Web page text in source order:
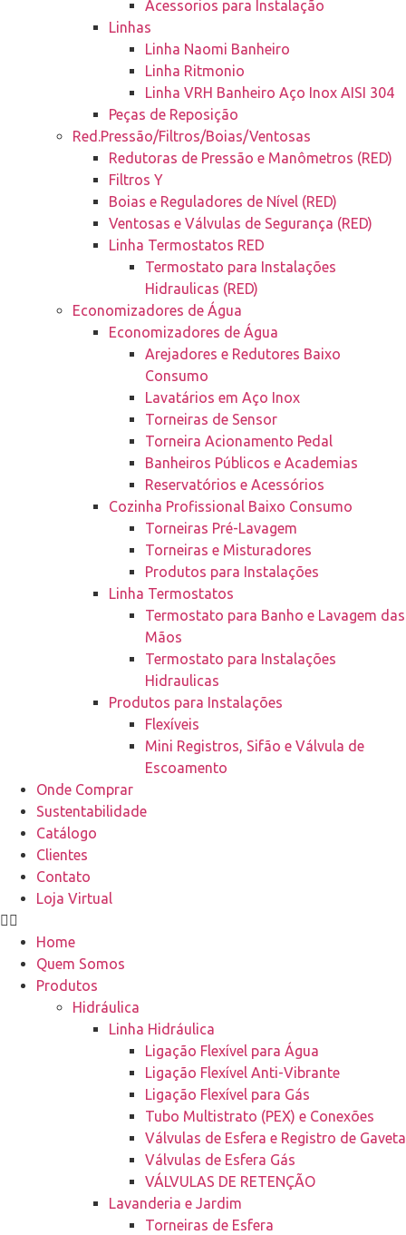
Acessorios para Instalação
Linhas
Linha Naomi Banheiro
Linha Ritmonio
Linha VRH Banheiro Aço Inox AISI 304
Peças de Reposição
Red.Pressão/Filtros/Boias/Ventosas
Redutoras de Pressão e Manômetros (RED)
Filtros Y
Boias e Reguladores de Nível (RED)
Ventosas e Válvulas de Segurança (RED)
Linha Termostatos RED
Termostato para Instalações
Hidraulicas (RED)
Economizadores de Água
Economizadores de Água
Arejadores e Redutores Baixo
Consumo
Lavatários em Aço Inox
Torneiras de Sensor
Torneira Acionamento Pedal
Banheiros Públicos e Academias
Reservatórios e Acessórios
Cozinha Profissional Baixo Consumo
Torneiras Pré-Lavagem
Torneiras e Misturadores
Produtos para Instalações
Linha Termostatos
Termostato para Banho e Lavagem das
Mãos
Termostato para Instalações
Hidraulicas
Produtos para Instalações
Flexíveis
Mini Registros, Sifão e Válvula de
Escoamento
Onde Comprar
Sustentabilidade
Catálogo
Clientes
Contato
Loja Virtual
Home
Quem Somos
Produtos
Hidráulica
Linha Hidráulica
Ligação Flexível para Água
Ligação Flexível Anti-Vibrante
Ligação Flexível para Gás
Tubo Multistrato (PEX) e Conexões
Válvulas de Esfera e Registro de Gaveta
Válvulas de Esfera Gás
VÁLVULAS DE RETENÇÃO
Lavanderia e Jardim
Torneiras de Esfera